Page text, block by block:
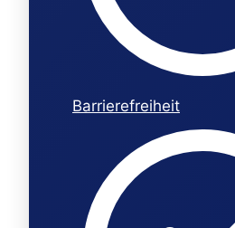
Barrierefreiheit